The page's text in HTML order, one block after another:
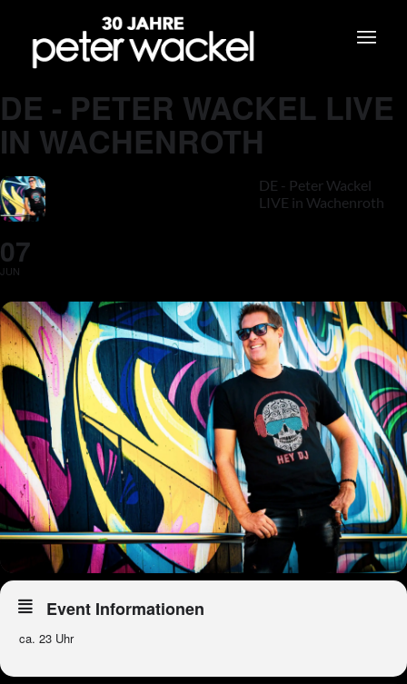
DE - PETER WACKEL LIVE
IN WACHENROTH
07
JUN
DE - Peter Wackel
LIVE in Wachenroth
Event Informationen
ca. 23 Uhr